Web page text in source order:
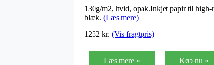
130g/m2, hvid, opak.Inkjet papir til high-
blæk. (Læs mere)
1232 kr. (Vis fragtpris)
Læs mere » Køb nu »